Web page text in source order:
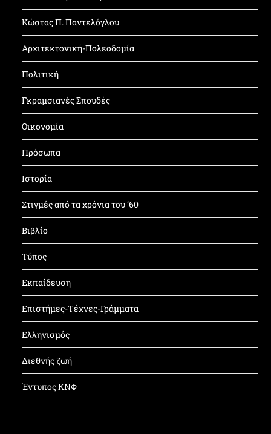
Κώστας Π. Παντελόγλου
Αρχιτεκτονική-Πολεοδομία
Πολιτική
Γκραμσιανές Σπουδές
Οικονομία
Πρόσωπα
Ιστορία
Στιγμές από τα χρόνια του ’60
Βιβλίο
Τύπος
Εκπαίδευση
Επιστήμες-Τέχνες-Γράμματα
Ελληνισμός
Διεθνής ζωή
Έντυπος ΚΝΦ